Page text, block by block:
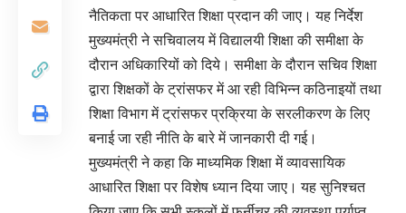
नैतिकता पर आधारित शिक्षा प्रदान की जाए। यह निर्देश
मुख्यमंत्री ने सचिवालय में विद्यालयी शिक्षा की समीक्षा के
दौरान अधिकारियों को दिये। समीक्षा के दौरान सचिव शिक्षा
द्वारा शिक्षकों के ट्रांसफर में आ रही विभिन्न कठिनाइयों तथा
शिक्षा विभाग में ट्रांसफर प्रक्रिया के सरलीकरण के लिए
बनाई जा रही नीति के बारे में जानकारी दी गई।
मुख्यमंत्री ने कहा कि माध्यमिक शिक्षा में व्यावसायिक
आधारित शिक्षा पर विशेष ध्यान दिया जाए। यह सुनिश्चत